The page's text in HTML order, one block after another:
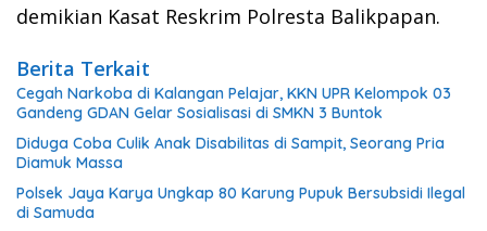
demikian Kasat Reskrim Polresta Balikpapan.
Berita Terkait
Cegah Narkoba di Kalangan Pelajar, KKN UPR Kelompok 03
Gandeng GDAN Gelar Sosialisasi di SMKN 3 Buntok
Diduga Coba Culik Anak Disabilitas di Sampit, Seorang Pria
Diamuk Massa
Polsek Jaya Karya Ungkap 80 Karung Pupuk Bersubsidi Ilegal
di Samuda